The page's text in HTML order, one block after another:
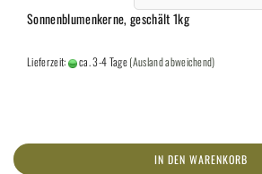
Sonnenblumenkerne, geschält 1kg
Lieferzeit: ca. 3-4 Tage(Ausland abweichend)
IN DEN WARENKORB